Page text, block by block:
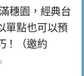
穗園，經典台
單點也可以預
！（邀約